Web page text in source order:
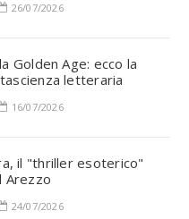
26/07/2026
Golden Age: ecco la
letteraria
16/07/2026
il "thriller esoterico"
Arezzo
24/07/2026